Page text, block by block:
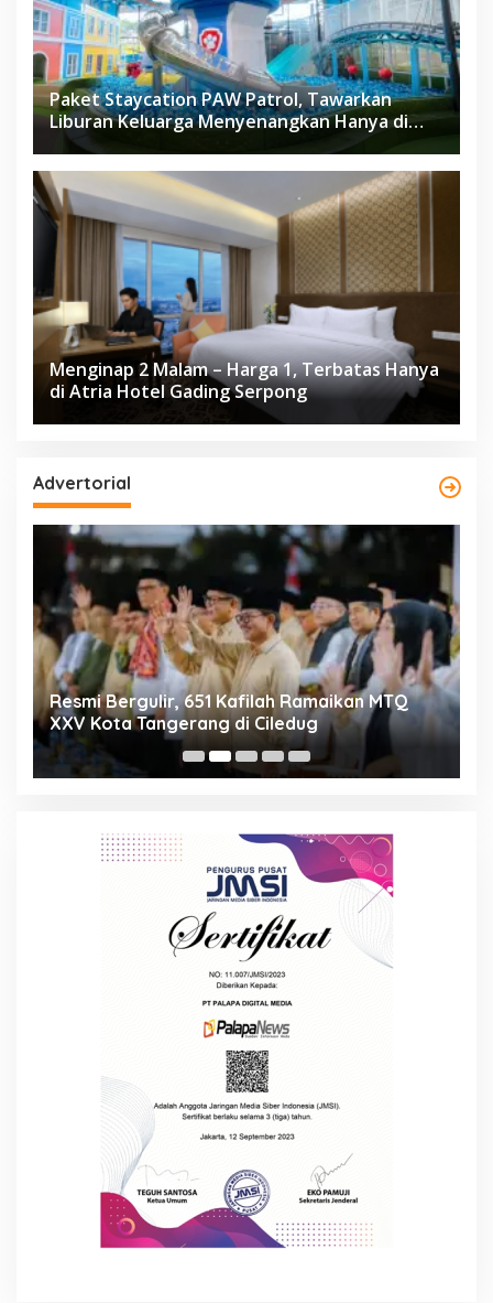
Paket Staycation PAW Patrol, Tawarkan
Liburan Keluarga Menyenangkan Hanya di
Herloom Hotel BSD
Menginap 2 Malam – Harga 1, Terbatas Hanya
di Atria Hotel Gading Serpong
Advertorial
Resmi Bergulir, 651 Kafilah Ramaikan MTQ
XXV Kota Tangerang di Ciledug